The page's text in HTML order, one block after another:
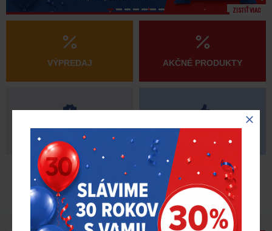
ZISTIŤ VIAC
VÝPREDAJ
NOVINKY
AKČNÉ PRODUKTY
ODPORÚČAME
AKTUALITY